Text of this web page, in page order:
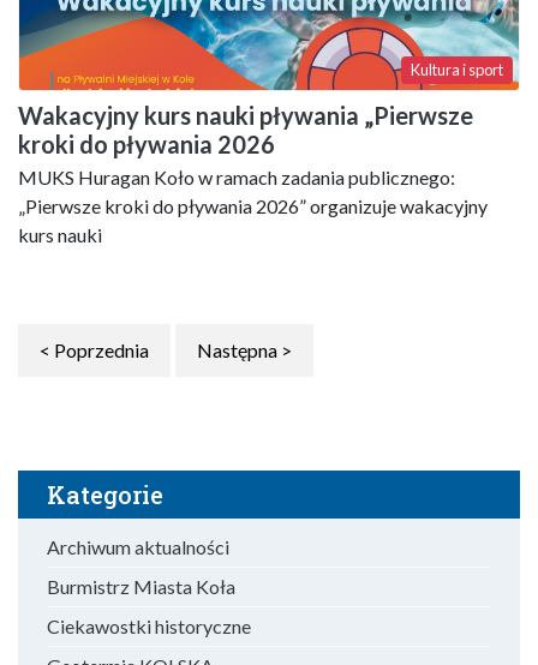
Kultura i sport
Wakacyjny kurs nauki pływania „Pierwsze
kroki do pływania 2026
MUKS Huragan Koło w ramach zadania publicznego:
„Pierwsze kroki do pływania 2026” organizuje wakacyjny
kurs nauki
< Poprzednia Następna >
Kategorie
Archiwum aktualności
Burmistrz Miasta Koła
Ciekawostki historyczne